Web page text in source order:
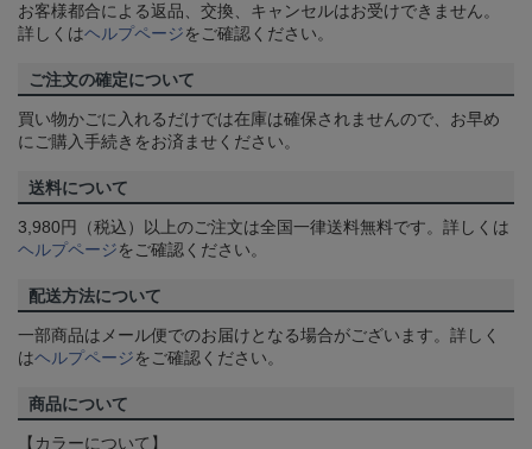
お客様都合による返品、交換、キャンセルはお受けできません。
詳しくはヘルプページをご確認ください。
ご注文の確定について
買い物かごに入れるだけでは在庫は確保されませんので、お早め
にご購入手続きをお済ませください。
送料について
3,980円（税込）以上のご注文は全国一律送料無料です。詳しくは
ヘルプページをご確認ください。
配送方法について
一部商品はメール便でのお届けとなる場合がございます。詳しく
はヘルプページをご確認ください。
商品について
【カラーについて】